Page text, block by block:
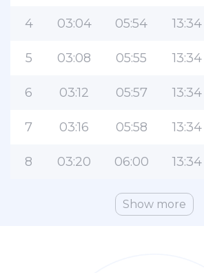
4 03:04 05:54 13:34
5 03:08 05:55 13:34
6 03:12 05:57 13:34
7 03:16 05:58 13:34
8 03:20 06:00 13:34
Show more